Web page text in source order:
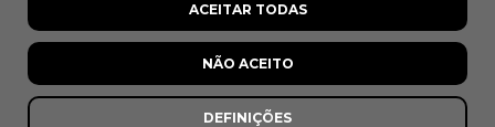
DEFINIÇÕES
NÃO ACEITO
ACEITAR TODAS